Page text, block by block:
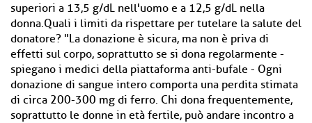
superiori a 13,5 g/dL nell'uomo e a 12,5 g/dL nella
donna.Quali i limiti da rispettare per tutelare la salute del
donatore? "La donazione è sicura, ma non è priva di
effetti sul corpo, soprattutto se si dona regolarmente -
spiegano i medici della piattaforma anti-bufale - Ogni
donazione di sangue intero comporta una perdita stimata
di circa 200-300 mg di ferro. Chi dona frequentemente,
soprattutto le donne in età fertile, può andare incontro a